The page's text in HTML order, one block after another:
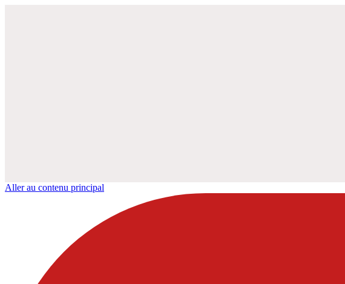
Aller au contenu principal